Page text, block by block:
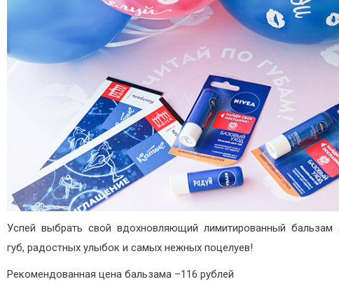
Успей выбрать свой вдохновляющий лимитированный бальзам
губ, радостных улыбок и самых нежных поцелуев!
Рекомендованная цена бальзама –116 рублей